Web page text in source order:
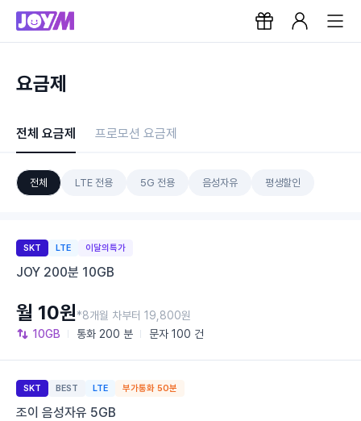
요금제
전체 요금제 프로모션 요금제
전체 LTE 전용 5G 전용 음성자유 평생할인
SKT LTE 이달의특가
JOY 200분 10GB
10GB 통화 200 분 문자 100 건
월 10원*8개월 차부터 19,800원
SKT BEST LTE 부가통화 50분
조이 음성자유 5GB